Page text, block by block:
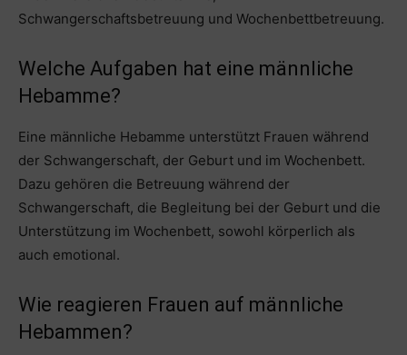
Schwangerschaftsbetreuung und Wochenbettbetreuung.
Welche Aufgaben hat eine männliche
Hebamme?
Eine männliche Hebamme unterstützt Frauen während
der Schwangerschaft, der Geburt und im Wochenbett.
Dazu gehören die Betreuung während der
Schwangerschaft, die Begleitung bei der Geburt und die
Unterstützung im Wochenbett, sowohl körperlich als
auch emotional.
Wie reagieren Frauen auf männliche
Hebammen?